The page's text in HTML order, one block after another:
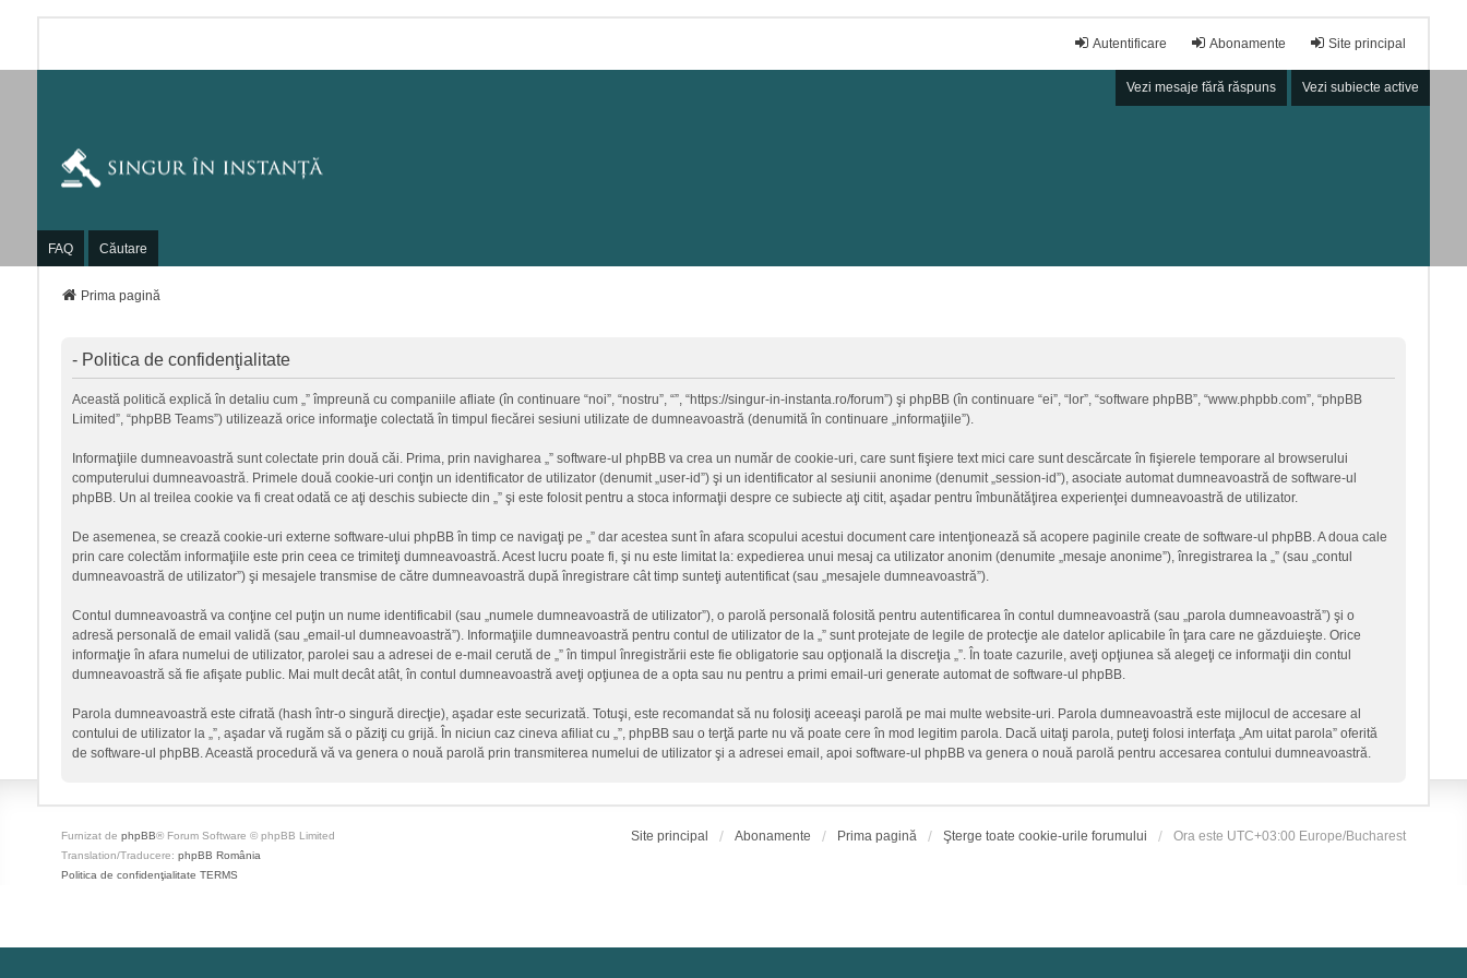
Site principal
Abonamente
Autentificare
Vezi mesaje fără răspuns Vezi subiecte active
FAQ Căutare
Prima pagină
- Politica de confidenţialitate
Această politică explică în detaliu cum „” împreună cu companiile afliate (în continuare “noi”, “nostru”, “”, “https://singur-in-instanta.ro/forum”) şi phpBB (în continuare “ei”, “lor”, “software phpBB”, “www.phpbb.com”, “phpBB
Limited”, “phpBB Teams”) utilizează orice informaţie colectată în timpul fiecărei sesiuni utilizate de dumneavoastră (denumită în continuare „informaţiile”).
Informaţiile dumneavoastră sunt colectate prin două căi. Prima, prin navigharea „” software-ul phpBB va crea un număr de cookie-uri, care sunt fişiere text mici care sunt descărcate în fişierele temporare al browserului
computerului dumneavoastră. Primele două cookie-uri conţin un identificator de utilizator (denumit „user-id”) şi un identificator al sesiunii anonime (denumit „session-id”), asociate automat dumneavoastră de software-ul
phpBB. Un al treilea cookie va fi creat odată ce aţi deschis subiecte din „” şi este folosit pentru a stoca informaţii despre ce subiecte aţi citit, aşadar pentru îmbunătăţirea experienţei dumneavoastră de utilizator.
De asemenea, se crează cookie-uri externe software-ului phpBB în timp ce navigaţi pe „” dar acestea sunt în afara scopului acestui document care intenţionează să acopere paginile create de software-ul phpBB. A doua cale
prin care colectăm informaţiile este prin ceea ce trimiteţi dumneavoastră. Acest lucru poate fi, şi nu este limitat la: expedierea unui mesaj ca utilizator anonim (denumite „mesaje anonime”), înregistrarea la „” (sau „contul
dumneavoastră de utilizator”) şi mesajele transmise de către dumneavoastră după înregistrare cât timp sunteţi autentificat (sau „mesajele dumneavoastră”).
Contul dumneavoastră va conţine cel puţin un nume identificabil (sau „numele dumneavoastră de utilizator”), o parolă personală folosită pentru autentificarea în contul dumneavoastră (sau „parola dumneavoastră”) şi o
adresă personală de email validă (sau „email-ul dumneavoastră”). Informaţiile dumneavoastră pentru contul de utilizator de la „” sunt protejate de legile de protecţie ale datelor aplicabile în ţara care ne găzduieşte. Orice
informaţie în afara numelui de utilizator, parolei sau a adresei de e-mail cerută de „” în timpul înregistrării este fie obligatorie sau opţională la discreţia „”. În toate cazurile, aveţi opţiunea să alegeţi ce informaţii din contul
dumneavoastră să fie afişate public. Mai mult decât atât, în contul dumneavoastră aveţi opţiunea de a opta sau nu pentru a primi email-uri generate automat de software-ul phpBB.
Parola dumneavoastră este cifrată (hash într-o singură direcţie), aşadar este securizată. Totuşi, este recomandat să nu folosiţi aceeaşi parolă pe mai multe website-uri. Parola dumneavoastră este mijlocul de accesare al
contului de utilizator la „”, aşadar vă rugăm să o păziţi cu grijă. În niciun caz cineva afiliat cu „”, phpBB sau o terţă parte nu vă poate cere în mod legitim parola. Dacă uitaţi parola, puteţi folosi interfaţa „Am uitat parola” oferită
de software-ul phpBB. Această procedură vă va genera o nouă parolă prin transmiterea numelui de utilizator şi a adresei email, apoi software-ul phpBB va genera o nouă parolă pentru accesarea contului dumneavoastră.
Site principal Abonamente Prima pagină Şterge toate cookie-urile forumului Ora este UTC+03:00 Europe/Bucharest
Furnizat de phpBB® Forum Software © phpBB Limited
Translation/Traducere: phpBB România
Politica de confidenţialitate TERMS